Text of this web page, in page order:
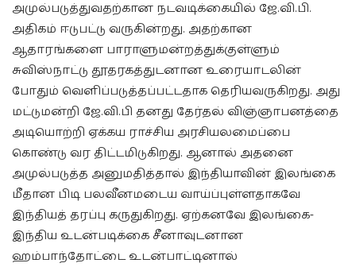
அமுல்படுத்துவதற்கான நடவடிக்கையில் ஜே.வி.பி.
அதிகம் ஈடுபட்டு வருகின்றது. அதற்கான
ஆதாரங்களை பாராளுமன்றத்துக்குள்ளும்
சுவிஸ்நாட்டு தூதரகத்துடனான உரையாடலின்
போதும் வெளிப்படுத்தப்பட்டதாக தெரியவருகிறது. அது
மட்டுமன்றி ஜே.வி.பி தனது தேர்தல் விஞ்ஞாபனத்தை
அடியொற்றி ஏக்கய ராச்சிய அரசியலமைப்பை
கொண்டு வர திட்டமிடுகிறது. ஆனால் அதனை
அமுல்படுத்த அனுமதித்தால் இந்தியாவின் இலங்கை
மீதான பிடி பலவீனமடைய வாய்ப்புள்ளதாகவே
இந்தியத் தரப்பு கருதுகிறது. ஏற்கனவே இலங்கை-
இந்திய உடன்படிக்கை சீனாவுடனான
ஹம்பாந்தோட்டை உடன்பாட்டினால்